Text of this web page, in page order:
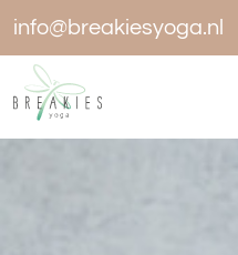
info@breakiesyoga.nl